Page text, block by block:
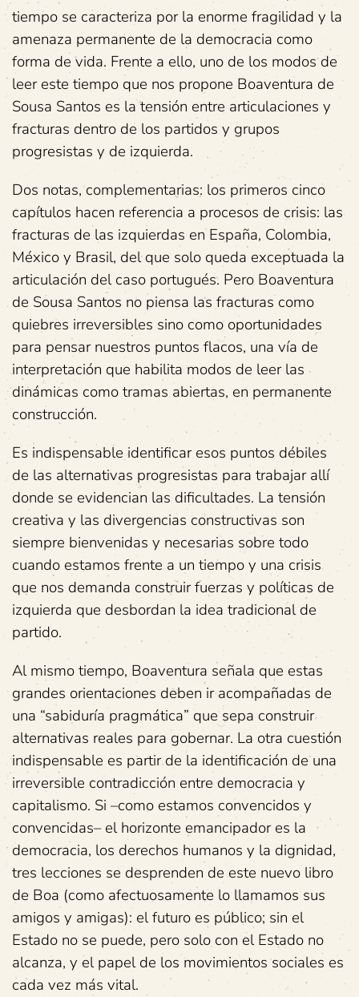
tiempo se caracteriza por la enorme fragilidad y la
amenaza permanente de la democracia como
forma de vida. Frente a ello, uno de los modos de
leer este tiempo que nos propone Boaventura de
Sousa Santos es la tensión entre articulaciones y
fracturas dentro de los partidos y grupos
progresistas y de izquierda.
Dos notas, complementarias: los primeros cinco
capítulos hacen referencia a procesos de crisis: las
fracturas de las izquierdas en España, Colombia,
México y Brasil, del que solo queda exceptuada la
articulación del caso portugués. Pero Boaventura
de Sousa Santos no piensa las fracturas como
quiebres irreversibles sino como oportunidades
para pensar nuestros puntos flacos, una vía de
interpretación que habilita modos de leer las
dinámicas como tramas abiertas, en permanente
construcción.
Es indispensable identificar esos puntos débiles
de las alternativas progresistas para trabajar allí
donde se evidencian las dificultades. La tensión
creativa y las divergencias constructivas son
siempre bienvenidas y necesarias sobre todo
cuando estamos frente a un tiempo y una crisis
que nos demanda construir fuerzas y políticas de
izquierda que desbordan la idea tradicional de
partido.
Al mismo tiempo, Boaventura señala que estas
grandes orientaciones deben ir acompañadas de
una “sabiduría pragmática” que sepa construir
alternativas reales para gobernar. La otra cuestión
indispensable es partir de la identificación de una
irreversible contradicción entre democracia y
capitalismo. Si –como estamos convencidos y
convencidas– el horizonte emancipador es la
democracia, los derechos humanos y la dignidad,
tres lecciones se desprenden de este nuevo libro
de Boa (como afectuosamente lo llamamos sus
amigos y amigas): el futuro es público; sin el
Estado no se puede, pero solo con el Estado no
alcanza, y el papel de los movimientos sociales es
cada vez más vital.